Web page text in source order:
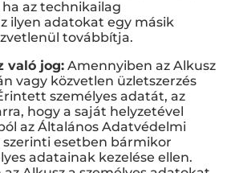
az technikailag
ilyen adatokat egy másik
továbbítja.
való jog: Amennyiben az Alkusz
vagy közvetlen üzletszerzés
személyes adatát, az
hogy a saját helyzetével
az Általános Adatvédelmi
szerinti esetben bármikor
adatainak kezelése ellen.